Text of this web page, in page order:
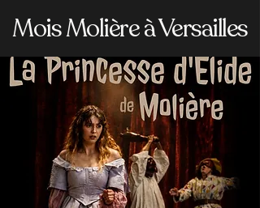
Mois Molière à Versailles